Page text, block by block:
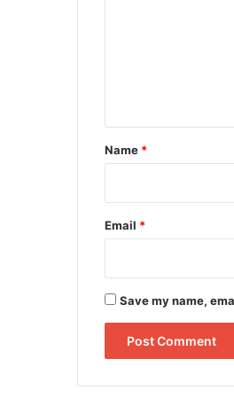
*
Name *
Email *
Save my name,